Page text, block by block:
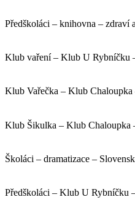
Předškoláci – knihovna – zdraví
Klub vaření – Klub U Rybníčku
Klub Vařečka – Klub Chaloupka
Klub Šikulka – Klub Chaloupka
Školáci – dramatizace –
Předškoláci – Klub U Rybníčku